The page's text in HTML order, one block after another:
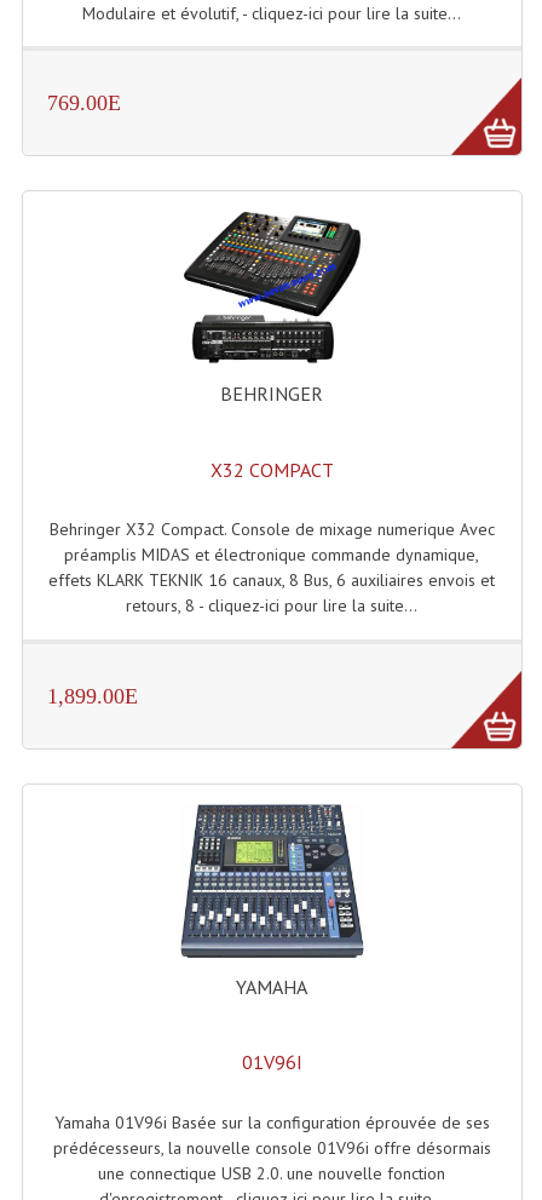
Compresseurs , Limiteurs , Noise Gate
Enceintes Amplifiées Actives
Enceintes, Système Amplifiés
Enceintes Passives Sono
Caissons De Basses
Enceinte Nomade Bluetooth
Enceintes (Ecoutes De Studio)
Haut-Parleurs Moteurs Tweeters Filtres
Haut Parleurs Sono
Filtres Passifs
Tweeters Pour Enceintes
Lecteurs Audio & Sources
Platines Disque Vinyles
Modulaire et évolutif, - cliquez-ici pour lire la suite...
769.00E
BEHRINGER
X32 COMPACT
Behringer X32 Compact. Console de mixage numerique Avec
préamplis MIDAS et électronique commande dynamique,
effets KLARK TEKNIK 16 canaux, 8 Bus, 6 auxiliaires envois et
retours, 8 - cliquez-ici pour lire la suite...
1,899.00E
YAMAHA
01V96I
Yamaha 01V96i Basée sur la configuration éprouvée de ses
prédécesseurs, la nouvelle console 01V96i offre désormais
une connectique USB 2.0. une nouvelle fonction